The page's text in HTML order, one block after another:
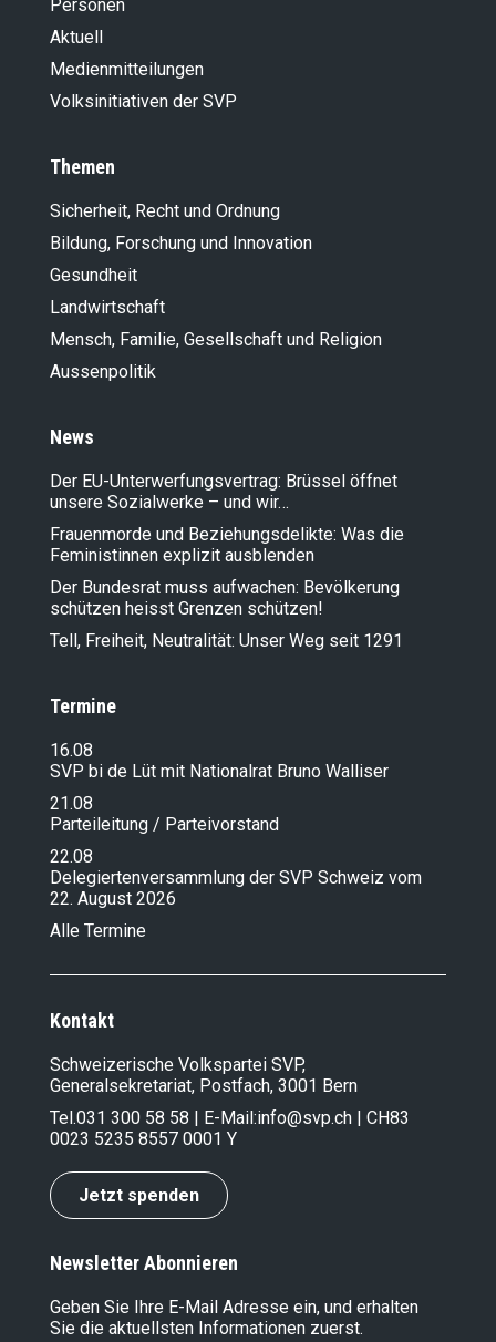
Personen
Aktuell
Medienmitteilungen
Volksinitiativen der SVP
Themen
Sicherheit, Recht und Ordnung
Bildung, Forschung und Innovation
Gesundheit
Landwirt­schaft
Mensch, Familie, Gesellschaft und Religion
Aussenpolitik
News
Der EU-Unterwerfungsvertrag: Brüssel öffnet
unsere Sozialwerke – und wir…
Frauenmorde und Beziehungsdelikte: Was die
Feministinnen explizit ausblenden
Der Bundesrat muss aufwachen: Bevölkerung
schützen heisst Grenzen schützen!
Tell, Freiheit, Neutralität: Unser Weg seit 1291
Termine
16.08
SVP bi de Lüt mit Nationalrat Bruno Walliser
21.08
Parteileitung / Parteivorstand
22.08
Delegiertenversammlung der SVP Schweiz vom
22. August 2026
Alle Termine
Kontakt
Schweizerische Volkspartei SVP,
Generalsekretariat, Postfach, 3001 Bern
Tel.031 300 58 58 | E-Mail:info@svp.ch | CH83
0023 5235 8557 0001 Y
Jetzt spenden
Newsletter Abonnieren
Geben Sie Ihre E-Mail Adresse ein, und erhalten
Sie die aktuellsten Informationen zuerst.